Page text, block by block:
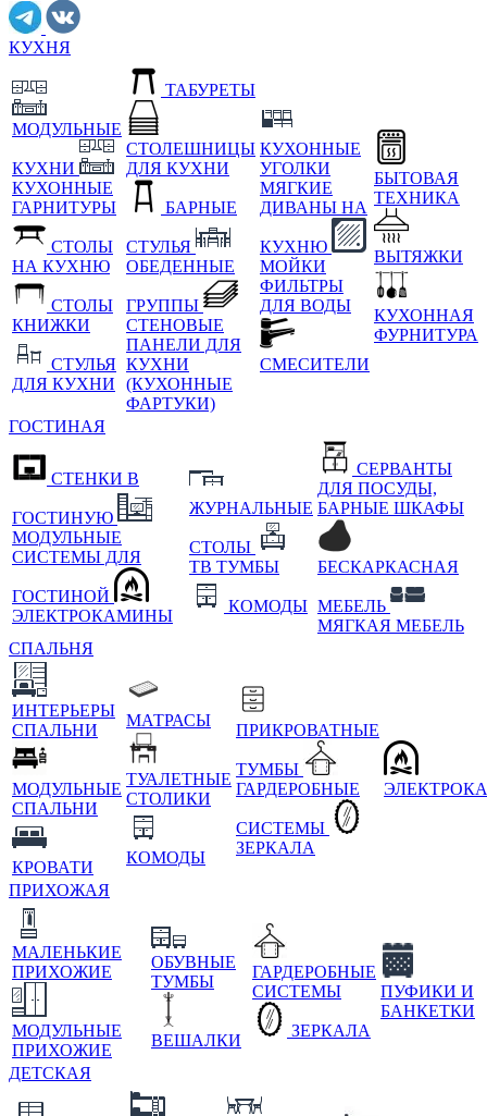
КУХНЯ
МОДУЛЬНЫЕ
КУХНИ
КУХОННЫЕ
ГАРНИТУРЫ
СТОЛЫ
НА КУХНЮ
СТОЛЫ
КНИЖКИ
СТУЛЬЯ
ДЛЯ КУХНИ
ТАБУРЕТЫ
СТОЛЕШНИЦЫ
ДЛЯ КУХНИ
БАРНЫЕ
СТУЛЬЯ
ОБЕДЕННЫЕ
ГРУППЫ
СТЕНОВЫЕ
ПАНЕЛИ ДЛЯ
КУХНИ
(КУХОННЫЕ
ФАРТУКИ)
КУХОННЫЕ
УГОЛКИ
МЯГКИЕ
ДИВАНЫ НА
КУХНЮ
МОЙКИ
ФИЛЬТРЫ
ДЛЯ ВОДЫ
СМЕСИТЕЛИ
БЫТОВАЯ
ТЕХНИКА
ВЫТЯЖКИ
КУХОННАЯ
ФУРНИТУРА
ГОСТИНАЯ
СТЕНКИ В
ГОСТИНУЮ
МОДУЛЬНЫЕ
СИСТЕМЫ ДЛЯ
ГОСТИНОЙ
ЭЛЕКТРОКАМИНЫ
ЖУРНАЛЬНЫЕ
СТОЛЫ
ТВ ТУМБЫ
КОМОДЫ
СЕРВАНТЫ
ДЛЯ ПОСУДЫ,
БАРНЫЕ ШКАФЫ
БЕСКАРКАСНАЯ
МЕБЕЛЬ
МЯГКАЯ МЕБЕЛЬ
СПАЛЬНЯ
ИНТЕРЬЕРЫ
СПАЛЬНИ
МОДУЛЬНЫЕ
СПАЛЬНИ
КРОВАТИ
МАТРАСЫ
ТУАЛЕТНЫЕ
СТОЛИКИ
КОМОДЫ
ПРИКРОВАТНЫЕ
ТУМБЫ
ГАРДЕРОБНЫЕ
СИСТЕМЫ
ЗЕРКАЛА
ПРИХОЖАЯ
МАЛЕНЬКИЕ
ПРИХОЖИЕ
МОДУЛЬНЫЕ
ПРИХОЖИЕ
ОБУВНЫЕ
ТУМБЫ
ВЕШАЛКИ
ГАРДЕРОБНЫЕ
СИСТЕМЫ
ЗЕРКАЛА
ПУФИКИ И
БАНКЕТКИ
ДЕТСКАЯ